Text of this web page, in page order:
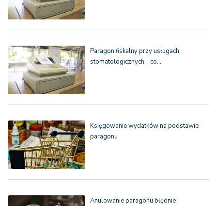
Paragon fiskalny przy usługach
stomatologicznych - co…
Księgowanie wydatków na podstawie
paragonu
Anulowanie paragonu błędnie